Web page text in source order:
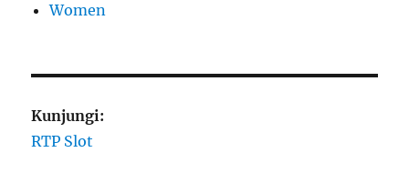
Women
Kunjungi:
RTP Slot